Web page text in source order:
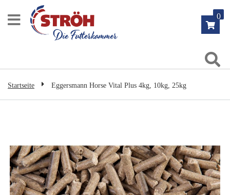
Inhalt
0
Startseite Eggersmann Horse Vital Plus 4kg, 10kg, 25kg
der
Bildgalerie
springen